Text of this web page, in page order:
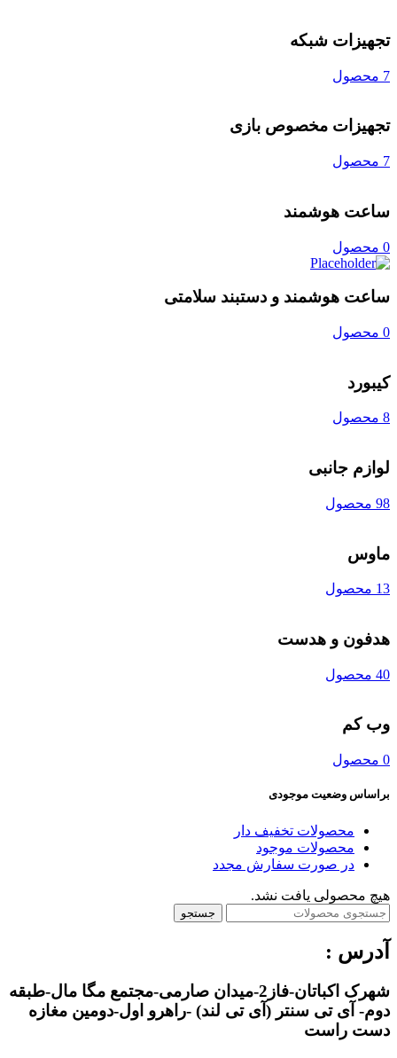
تجهیزات شبکه
7 محصول
تجهیزات مخصوص بازی
7 محصول
ساعت هوشمند
0 محصول
ساعت هوشمند و دستبند سلامتی
0 محصول
کیبورد
8 محصول
لوازم جانبی
98 محصول
ماوس
13 محصول
هدفون و هدست
40 محصول
وب کم
0 محصول
براساس وضعیت موجودی
محصولات تخفیف دار
محصولات موجود
در صورت سفارش مجدد
هیچ محصولی یافت نشد.
جستجو
آدرس :
شهرک اکباتان-فاز2-میدان صارمی-مجتمع مگا مال-طبقه
دوم- آی تی سنتر (آی تی لند) -راهرو اول-دومین مغازه
دست راست